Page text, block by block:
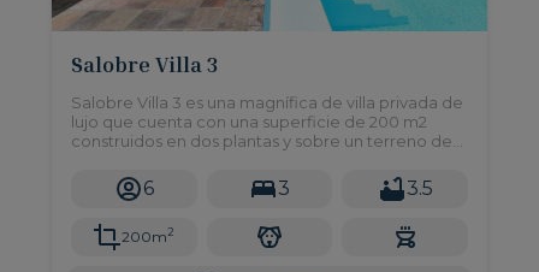
Salobre Villa 3
Salobre Villa 3 es una magnífica de villa privada de
lujo que cuenta con una superficie de 200 m2
construidos en dos plantas y sobre un terreno de
disfrutar de unas fantásticas vistas a las montañas
de Gran Canaria y al campo de golf.
6 3 3.5
200m2